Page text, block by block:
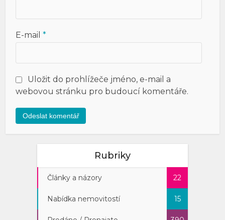
E-mail*
Uložit do prohlížeče jméno, e-mail a
webovou stránku pro budoucí komentáře.
Rubriky
Články a názory 22
Nabídka nemovitostí 15